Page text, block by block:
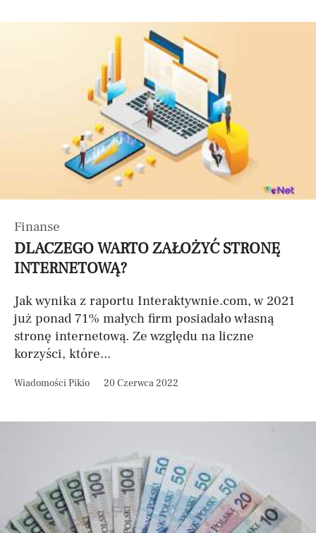
Finanse
DLACZEGO WARTO ZAŁOŻYĆ STRONĘ
INTERNETOWĄ?
Jak wynika z raportu Interaktywnie.com, w 2021
już ponad 71% małych firm posiadało własną
stronę internetową. Ze względu na liczne
korzyści, które...
Wiadomości Pikio 20 Czerwca 2022